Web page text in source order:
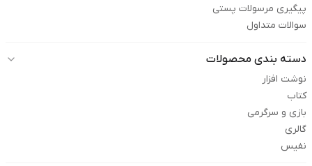
پیگیری مرسولات پستی
سوالات متداول
دسته بندی محصولات
نوشت افزار
کتاب
بازی و سرگرمی
گالری
نفیس